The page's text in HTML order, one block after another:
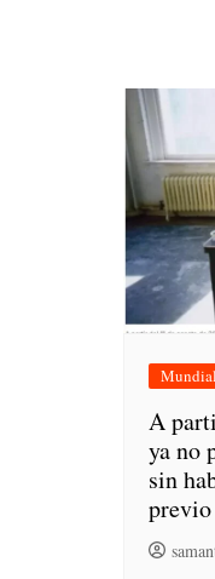
A
ya no
sin
previo